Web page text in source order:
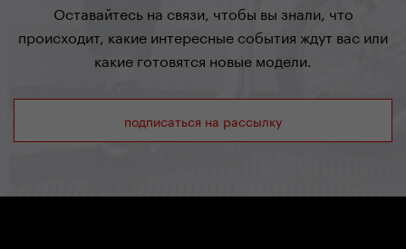
Оставайтесь на связи, чтобы вы знали, что
происходит, какие интересные события ждут вас или
какие готовятся новые модели.
подписаться на рассылку